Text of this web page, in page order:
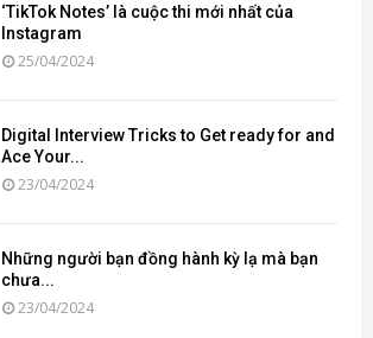
‘TikTok Notes’ là cuộc thi mới nhất của
Instagram
25/04/2024
Digital Interview Tricks to Get ready for and
Ace Your...
23/04/2024
Những người bạn đồng hành kỳ lạ mà bạn
chưa...
23/04/2024